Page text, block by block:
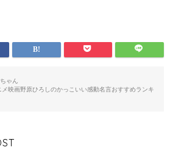
ゃん
映画野原ひろしのかっこいい感動名言おすすめランキ